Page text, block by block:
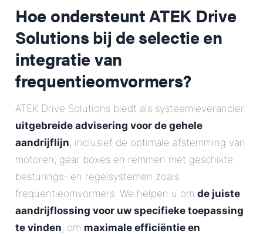
Hoe ondersteunt ATEK Drive
Solutions bij de selectie en
integratie van
frequentieomvormers?
ATEK Drive Solutions biedt als systeemleverancier
uitgebreide advisering voor de gehele
aandrijflijn, inclusief de optimale afstemming van
motoren, gear boxes en remmen met geschikte
besturings- en regelsystemen zoals
frequentieomvormers. We helpen u om de juiste
aandrijflossing voor uw specifieke toepassing
te vinden, om maximale efficiëntie en